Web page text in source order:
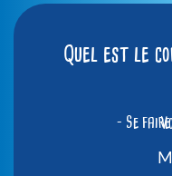
Quel est le
– Se